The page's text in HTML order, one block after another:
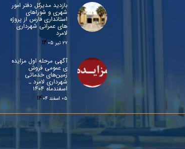
بازدید مدیرکل دفتر امور
شهری و شوراهای
استانداری فارس از پروژه
های عمرانی شهرداری
لامرد
۲۷ تیر ۰۵
آگهی مرحله اول مزایده
ی عمومی فروش
زمین‌های خدماتی
شهرداری لامرد ـ
اسفندماه ۱۴۰۴
۰۵ اسفند ۰۴